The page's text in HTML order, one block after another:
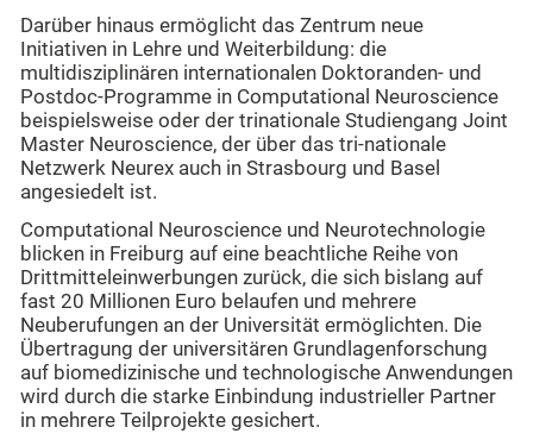
Darüber hinaus ermöglicht das Zentrum neue
Initiativen in Lehre und Weiterbildung: die
multidisziplinären internationalen Doktoranden- und
Postdoc-Programme in Computational Neuroscience
beispielsweise oder der trinationale Studiengang Joint
Master Neuroscience, der über das tri-nationale
Netzwerk Neurex auch in Strasbourg und Basel
angesiedelt ist.
Computational Neuroscience und Neurotechnologie
blicken in Freiburg auf eine beachtliche Reihe von
Drittmitteleinwerbungen zurück, die sich bislang auf
fast 20 Millionen Euro belaufen und mehrere
Neuberufungen an der Universität ermöglichten. Die
Übertragung der universitären Grundlagenforschung
auf biomedizinische und technologische Anwendungen
wird durch die starke Einbindung industrieller Partner
in mehrere Teilprojekte gesichert.